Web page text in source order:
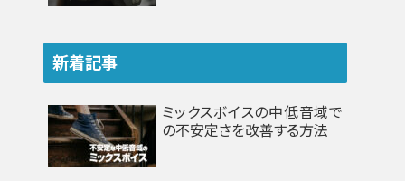
新着記事
ミックスボイスの中低音域で
の不安定さを改善する方法